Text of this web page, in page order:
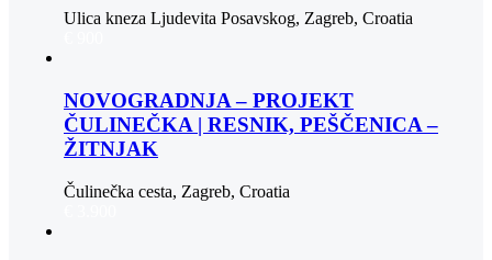
Ulica kneza Ljudevita Posavskog, Zagreb, Croatia
NOVOGRADNJA – PROJEKT
ČULINEČKA | RESNIK, PEŠČENICA –
ŽITNJAK
Čulinečka cesta, Zagreb, Croatia